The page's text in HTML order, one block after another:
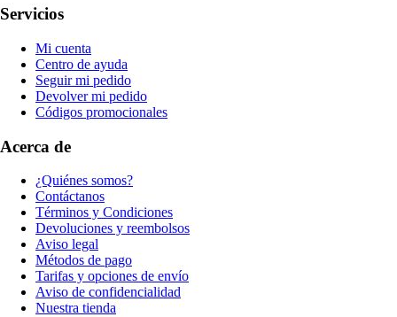
Servicios
Mi cuenta
Centro de ayuda
Seguir mi pedido
Devolver mi pedido
Códigos promocionales
Acerca de
¿Quiénes somos?
Contáctanos
Términos y Condiciones
Devoluciones y reembolsos
Aviso legal
Métodos de pago
Tarifas y opciones de envío
Aviso de confidencialidad
Nuestra tienda